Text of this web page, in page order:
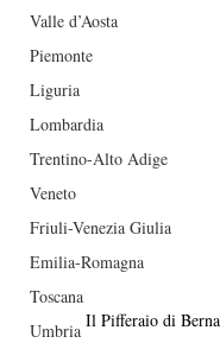
Valle d’Aosta
Piemonte
Liguria
Lombardia
Trentino-Alto Adige
Veneto
Friuli-Venezia Giulia
Emilia-Romagna
Toscana
Umbria Il Pifferaio di